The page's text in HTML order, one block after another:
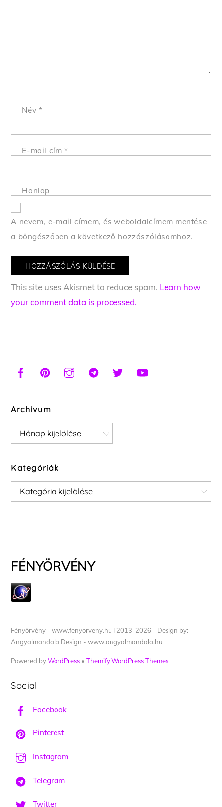
Név *
E-mail cím*
Honlap
A nevem, e-mail címem, és weboldalcímem mentése
a böngészőben a következő hozzászólásomhoz.
This site uses Akismet to reduce spam. Learn how
your comment data is processed.
Archívum
Archívum
Kategóriák
Kategóriák
FÉNYÖRVÉNY
Fényörvény - www.fenyorveny.hu I 2013-2026 - Design by:
Angyalmandala Design - www.angyalmandala.hu
Powered byWordPress •Themify WordPress Themes
Social
Facebook
Pinterest
Instagram
Telegram
Twitter